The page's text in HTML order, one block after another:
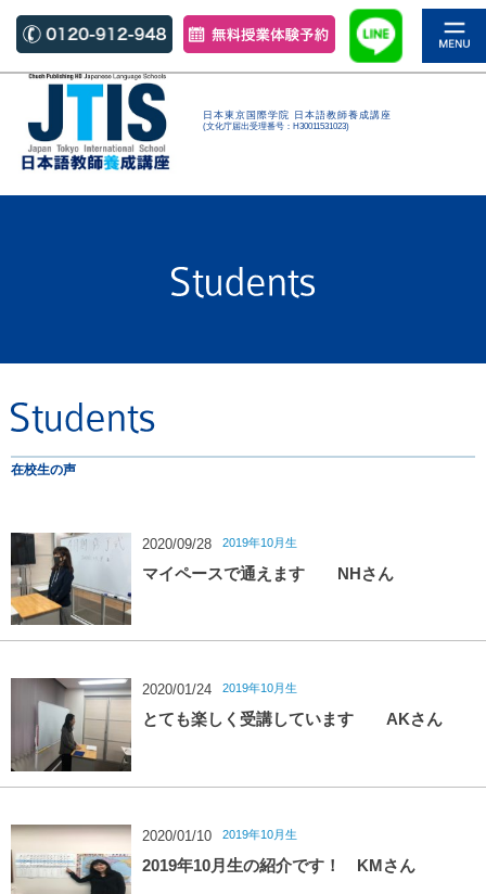
日本東京国際学院 日本語教師養成講座
(文化庁届出受理番号：H30011531023)
在校生の声
2020/09/28 2019年10月生
マイペースで通えます NHさん
2020/01/24 2019年10月生
とても楽しく受講しています AKさん
2020/01/10 2019年10月生
2019年10月生の紹介です！ KMさん